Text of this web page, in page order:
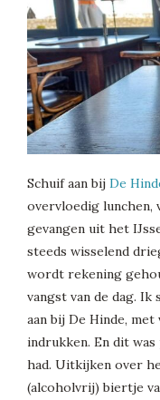
Schuif aan bij De
overvloedig lunchen,
gevangen uit het
steeds wisselend
wordt rekening
vangst van de dag. Ik
aan bij De Hinde,
indrukken. En dit
had. Uitkijken over
(alcoholvrij) biertje